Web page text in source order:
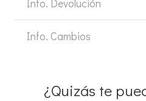
Info. Cambios
¿Quizás te